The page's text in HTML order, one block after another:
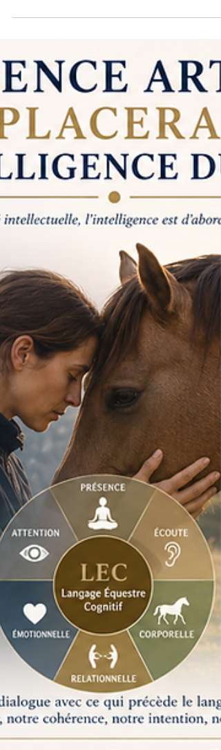
remarque que j’entends le plus souvent. Et
pourtant, c’est précisément là que se trouve
toute la différence. À première vue, rien ne
distingue un changement de pied obtenu en
Langage Équestre Cognitif (LEC) d’un
changement de pied réalisé dans une
équitation plus traditionnelle. Le mouvement
est le même. Le résultat semble identique.
Mais si l’on prend le temps d’observer, alors
tout change. On découvr